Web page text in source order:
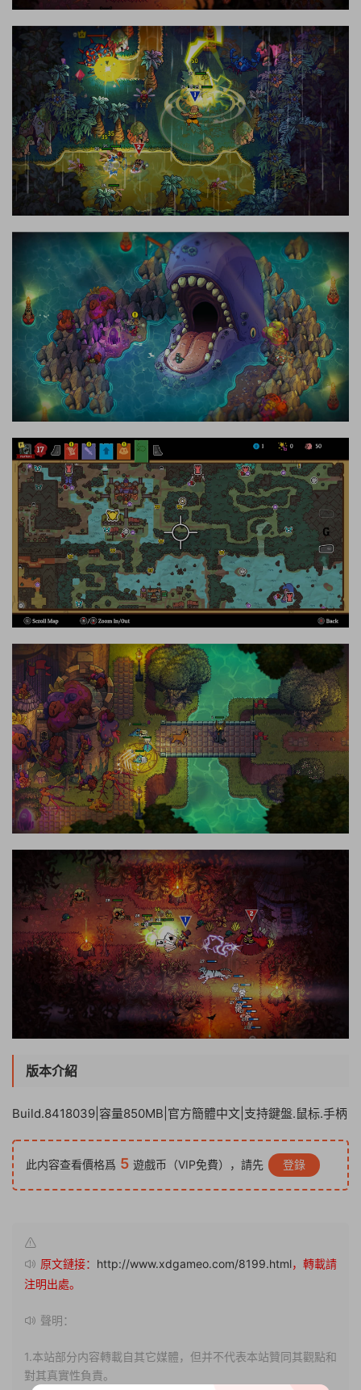
版本介紹
Build.8418039|容量850MB|官方簡體中文|支持鍵盤.鼠标.手柄
此内容查看價格爲 5 遊戲币（VIP免費），請先 登錄
原文鏈接： http://www.xdgameo.com/8199.html，轉載請
注明出處。
聲明：
1.本站部分内容轉載自其它媒體，但并不代表本站贊同其觀點和
對其真實性負責。